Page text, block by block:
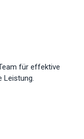
für effektive
Leistung.